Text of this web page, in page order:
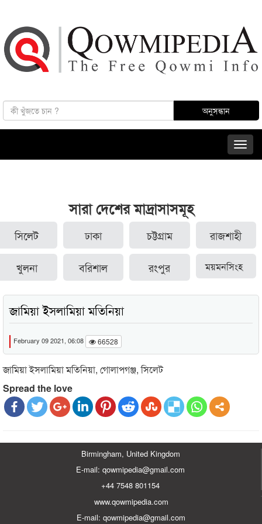
সারা দেশের মাদ্রাসাসমূহ
সিলেট ঢাকা চট্টগ্রাম রাজশাহী
খুলনা বরিশাল রংপুর ময়মনসিংহ
জামিয়া ইসলামিয়া মতিনিয়া
February 09 2021, 06:08 66528
জামিয়া ইসলামিয়া মতিনিয়া, গোলাপগঞ্জ, সিলেট
Spread the love
Birmingham, United Kingdom
E-mail: qowmipedia@gmail.com
+44 7548 801154
www.qowmipedia.com
E-mail: qowmipedia@gmail.com